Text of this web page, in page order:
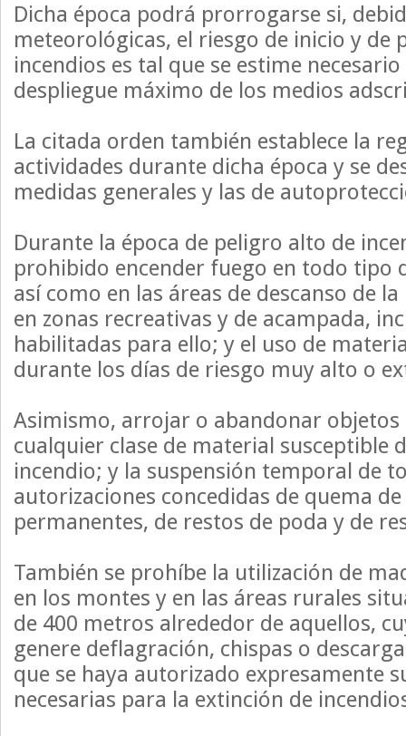
Dicha época podrá prorrogarse si,
meteorológicas, el riesgo de inicio y de
incendios es tal que se estime
despliegue máximo de los medios
La citada orden también establece la
actividades durante dicha época y se
medidas generales y las de
Durante la época de peligro alto de
prohibido encender fuego en todo tipo
así como en las áreas de descanso de
en zonas recreativas y de acampada,
habilitadas para ello; y el uso de
durante los días de riesgo muy alto o
Asimismo, arrojar o abandonar
cualquier clase de material susceptible
incendio; y la suspensión temporal de
autorizaciones concedidas de quema
permanentes, de restos de poda y de
También se prohíbe la utilización de
en los montes y en las áreas rurales
de 400 metros alrededor de aquellos,
genere deflagración, chispas o
que se haya autorizado expresamente
necesarias para la extinción de